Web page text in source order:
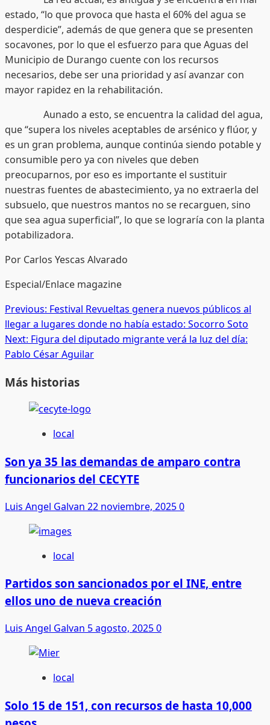
estado, “lo que provoca que hasta el 60% del agua se
desperdicie”, además de que genera que se presenten
socavones, por lo que el esfuerzo para que Aguas del
Municipio de Durango cuente con los recursos
necesarios, debe ser una prioridad y así avanzar con
mayor rapidez en la rehabilitación.
Aunado a esto, se encuentra la calidad del agua,
que “supera los niveles aceptables de arsénico y flúor, y
es un gran problema, aunque continúa siendo potable y
consumible pero ya con niveles que deben
preocuparnos, por eso es importante el sustituir
nuestras fuentes de abastecimiento, ya no extraerla del
subsuelo, que nuestros mantos no se recarguen, sino
que sea agua superficial”, lo que se lograría con la planta
potabilizadora.
Por Carlos Yescas Alvarado
Especial/Enlace magazine
Post
navigation
Previous: Festival Revueltas genera nuevos públicos al
llegar a lugares donde no había estado: Socorro Soto
Next: Figura del diputado migrante verá la luz del día:
Pablo César Aguilar
Más historias
local
Son ya 35 las demandas de amparo contra
funcionarios del CECYTE
Luis Angel Galvan 22 noviembre, 20250
local
Partidos son sancionados por el INE, entre
ellos uno de nueva creación
Luis Angel Galvan 5 agosto, 20250
local
Solo 15 de 151, con recursos de hasta 10,000